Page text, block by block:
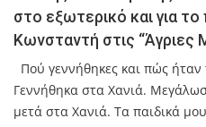
στο εξωτερικό και για
Κωνσταντή στις “Άγριες
Πού γεννήθηκες και πώς ήταν
Γεννήθηκα στα Χανιά.
μετά στα Χανιά. Τα παιδικά